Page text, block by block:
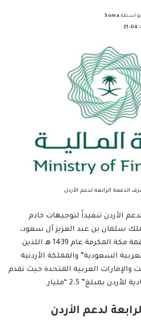
بواسطة Soma
الدفعة الرابعة لدعم الأردن
الأردن تنفيذاً لتوجيهات خادم
سلمان بن عبد العزيز آل سعود،
وسمو ولي العهد، في قمة مكة المكرمة عام 1439 هـ اللذين
السعودية” والمملكة الأردنية
والإمارات العربية المتحدة حيث تقدم
بمبلغ” 2.5 “مليار.
لدعم الأردن